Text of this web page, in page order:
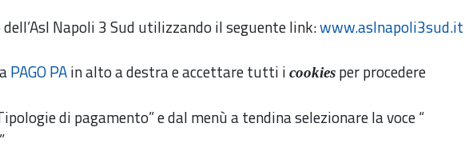
Napoli 3 Sud utilizzando il seguente link:www.aslnapoli3sud.it
PAGO PAin alto a destra e accettare tutti i cookies per procedere
di pagamento” e dal menù a tendina selezionare la voce “